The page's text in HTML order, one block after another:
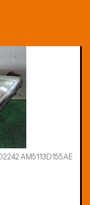
AM5113D155AE